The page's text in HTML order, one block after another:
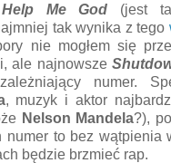
Me God (jest
tak wynika z tego
nie mogłem się
ale najnowsze
numer.
, muzyk i aktor
Nelson Mandela?),
numer to bez wątpienia
będzie brzmieć rap.